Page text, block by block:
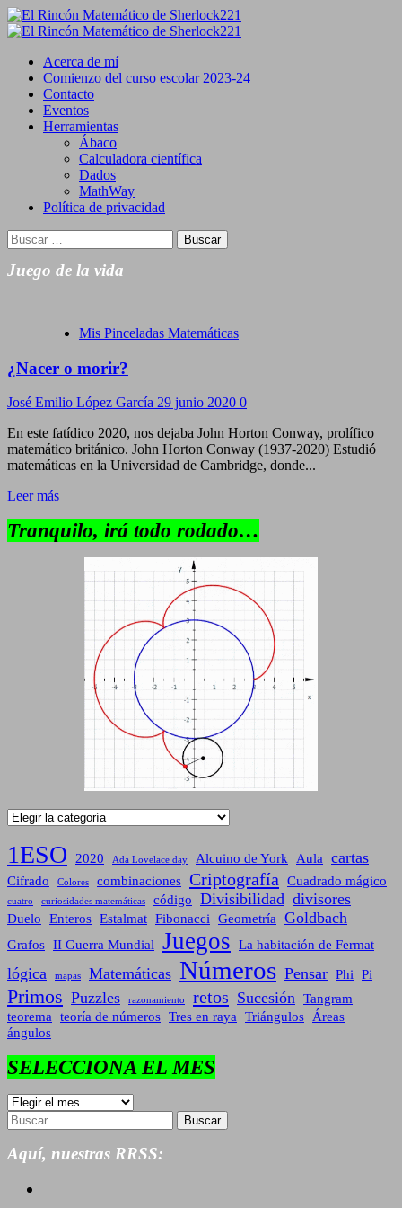
Saltar
al
Primary
Acerca de mí
Comienzo del curso escolar 2023-24
Contacto
Eventos
Herramientas
Ábaco
Calculadora científica
Dados
MathWay
Política de privacidad
Buscar:
Juego de la vida
Mis Pinceladas Matemáticas
¿Nacer o morir?
José Emilio López García 29 junio 2020 0
En este fatídico 2020, nos dejaba John Horton Conway, prolífico
matemático británico. John Horton Conway (1937-2020) Estudió
matemáticas en la Universidad de Cambridge, donde...
Leer más
Tranquilo, irá todo rodado…
Categorías
1ESO 2020 Ada Lovelace day Alcuino de York Aula cartas
Cifrado Colores combinaciones Criptografía Cuadrado mágico
cuatro curiosidades matemáticas código Divisibilidad divisores
Duelo Enteros Estalmat Fibonacci Geometría Goldbach
Grafos II Guerra Mundial Juegos La habitación de Fermat
lógica mapas Matemáticas Números Pensar Phi Pi
Primos Puzzles razonamiento retos Sucesión Tangram
teorema teoría de números Tres en raya Triángulos Áreas
ángulos
SELECCIONA EL MES
SELECCIONA
EL
MES
Buscar:
Aquí, nuestras RRSS: